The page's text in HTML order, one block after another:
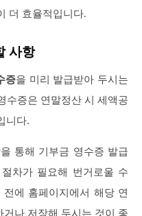
더 효율적입니다.
사항
증을 미리 발급받아 두시는
수증은 연말정산 시 세액공
니다.
통해 기부금 영수증 발급
차가 필요해 번거로울 수
에 홈페이지에서 해당 연
나 저장해 두시는 것이 좋